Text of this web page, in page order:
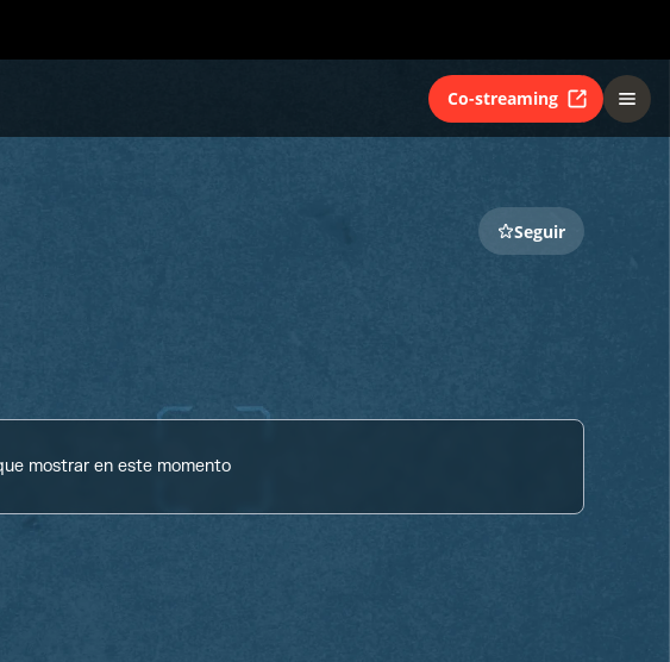
Co-streaming
Seguir
mostrar en este momento